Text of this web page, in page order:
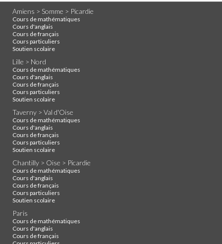
Amiens > Somme > Picardie
Cours de mathématiques
Cours d'anglais
Cours de français
Cours particuliers
Soutien scolaire
Lille > Nord
Cours de mathématiques
Cours d'anglais
Cours de français
Cours particuliers
Soutien scolaire
Taverny > Val d'Oise
Cours de mathématiques
Cours d'anglais
Cours de français
Cours particuliers
Soutien scolaire
Chantilly > Oise > Picardie
Cours de mathématiques
Cours d'anglais
Cours de français
Cours particuliers
Soutien scolaire
Paris
Cours de mathématiques
Cours d'anglais
Cours de français